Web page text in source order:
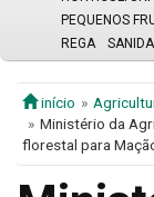
PEQUENOS
REGA
início
Ministério da
florestal para